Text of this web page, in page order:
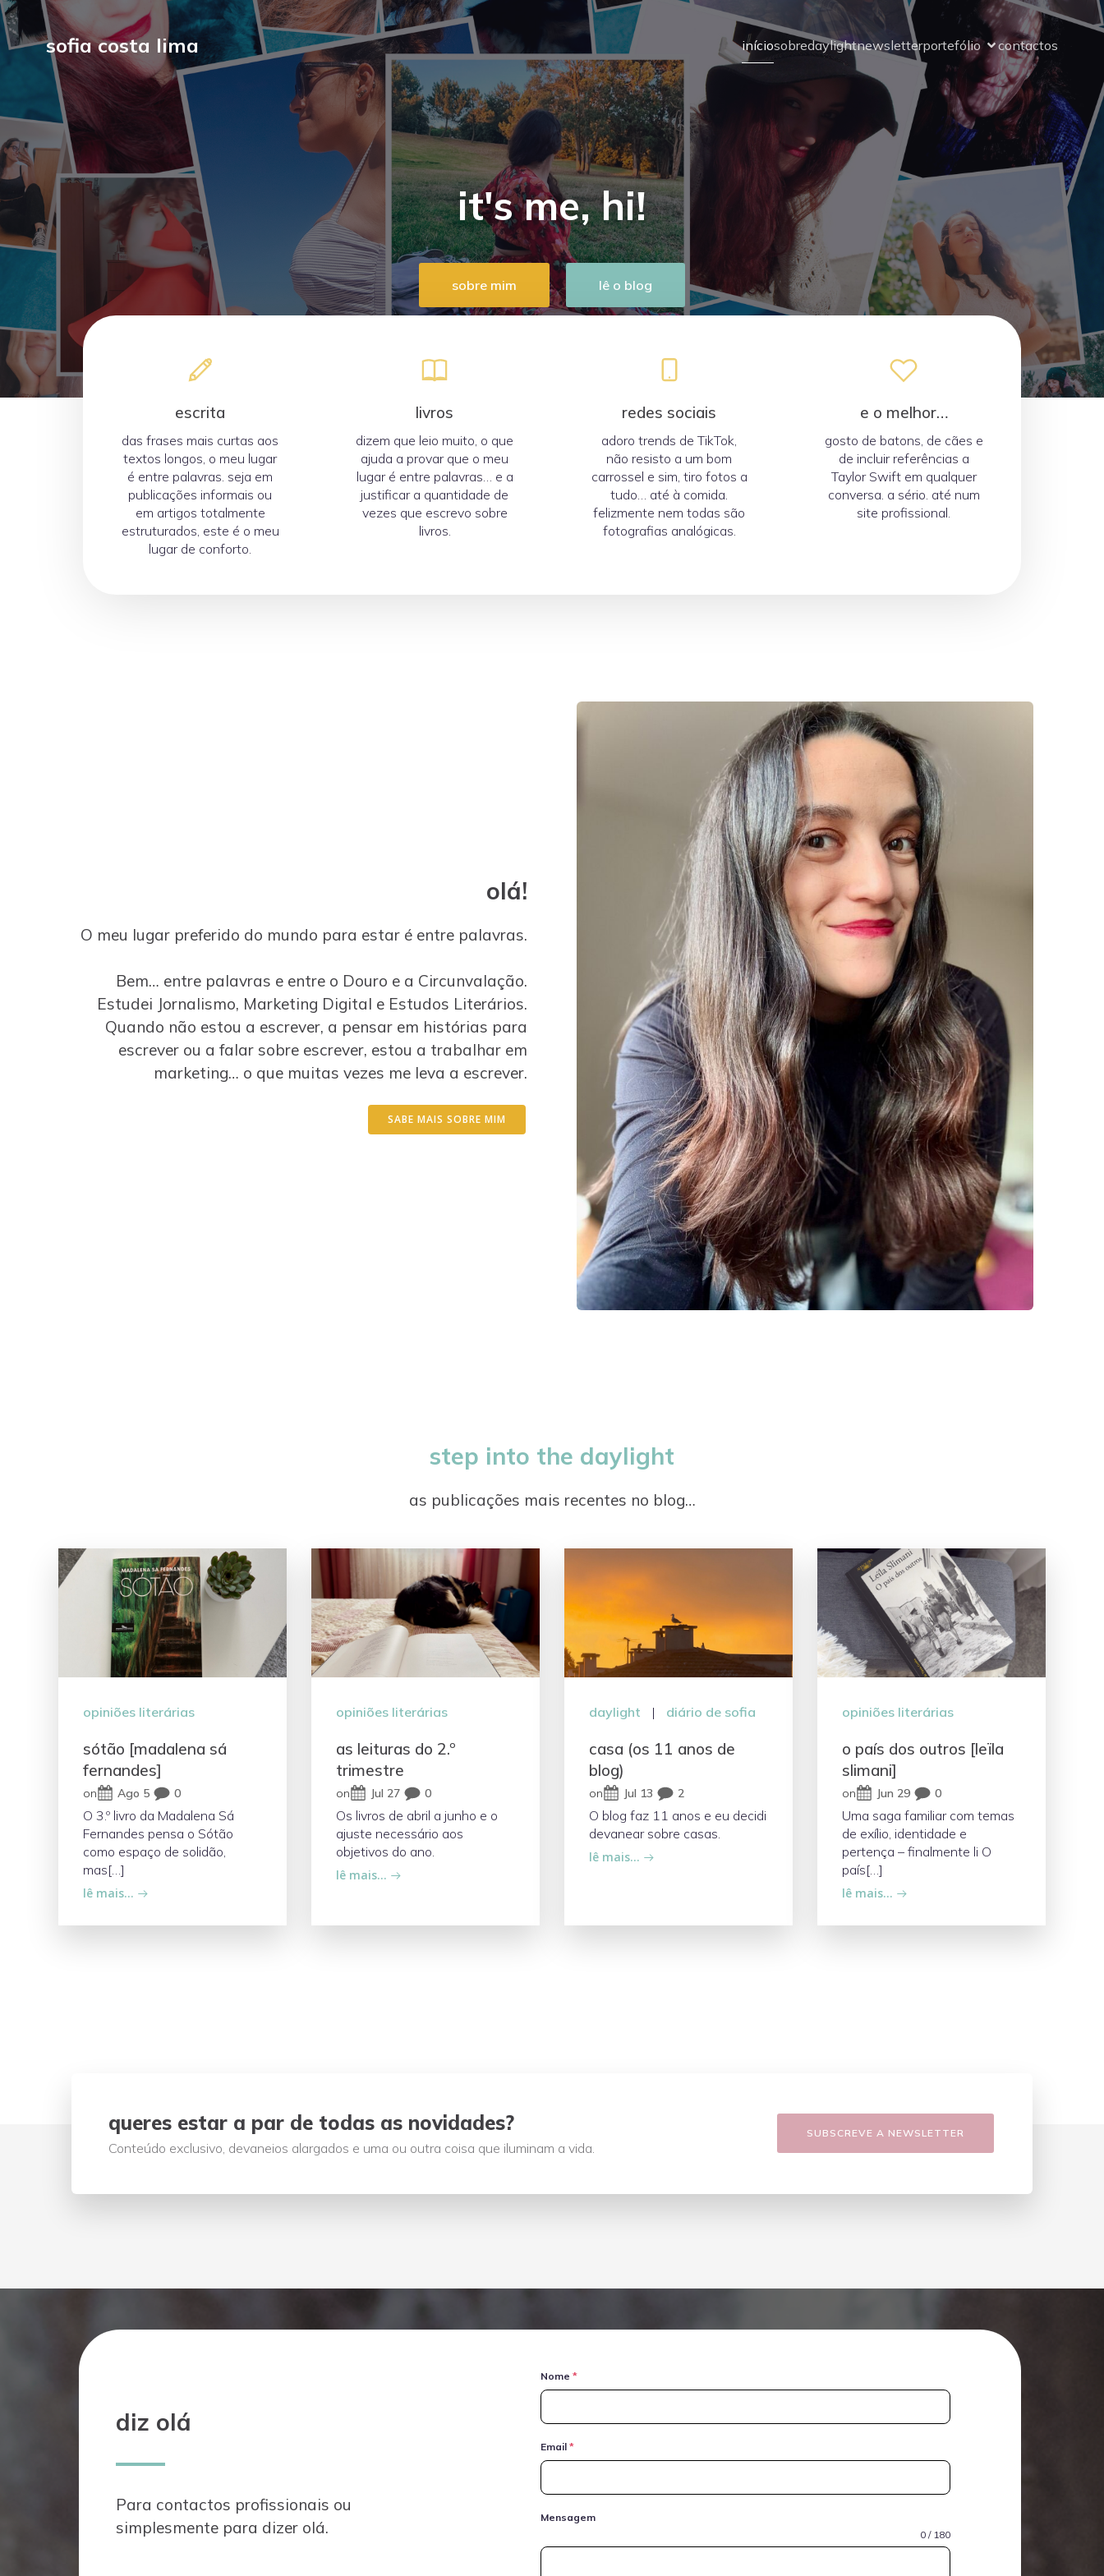
sofia costa lima iníciosobredaylightnewsletterportefólio contactos
it's me, hi!
sobre mim lê o blog
escrita
das frases mais curtas aos
textos longos, o meu lugar
é entre palavras. seja em
publicações informais ou
em artigos totalmente
estruturados, este é o meu
lugar de conforto.
livros
dizem que leio muito, o que
ajuda a provar que o meu
lugar é entre palavras… e a
justificar a quantidade de
vezes que escrevo sobre
livros.
redes sociais
adoro trends de TikTok,
não resisto a um bom
carrossel e sim, tiro fotos a
tudo… até à comida.
felizmente nem todas são
fotografias analógicas.
e o melhor…
gosto de batons, de cães e
de incluir referências a
Taylor Swift em qualquer
conversa. a sério. até num
site profissional.
olá!
O meu lugar preferido do mundo para estar é entre palavras.
Bem… entre palavras e entre o Douro e a Circunvalação.
Estudei Jornalismo, Marketing Digital e Estudos Literários.
Quando não estou a escrever, a pensar em histórias para
escrever ou a falar sobre escrever, estou a trabalhar em
marketing… o que muitas vezes me leva a escrever.
SABE MAIS SOBRE MIM
step into the daylight
as publicações mais recentes no blog…
opiniões literárias
sótão [madalena sá
fernandes]
on Ago 5 0
O 3.º livro da Madalena Sá
Fernandes pensa o Sótão
como espaço de solidão,
mas[…]
lê mais…
opiniões literárias
as leituras do 2.º
trimestre
on Jul 27 0
Os livros de abril a junho e o
ajuste necessário aos
objetivos do ano.
lê mais…
daylight | diário de sofia
casa (os 11 anos de
blog)
on Jul 13 2
O blog faz 11 anos e eu decidi
devanear sobre casas.
lê mais…
opiniões literárias
o país dos outros [leïla
slimani]
on Jun 29 0
Uma saga familiar com temas
de exílio, identidade e
pertença – finalmente li O
país[…]
lê mais…
queres estar a par de todas as novidades?
Conteúdo exclusivo, devaneios alargados e uma ou outra coisa que iluminam a vida.
SUBSCREVE A NEWSLETTER
diz olá
Para contactos profissionais ou
simplesmente para dizer olá.
Nome*
Email*
Mensagem
0 / 180